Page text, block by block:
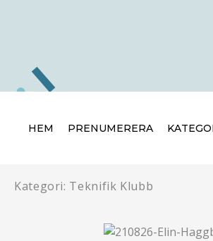
HEM PRENUMERERA
Kategori: Teknifik Klubb